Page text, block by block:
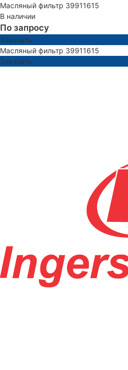
Масляный фильтр 39911615
В наличии
По запросу
Заказать
Масляный фильтр 39911615
Заказать